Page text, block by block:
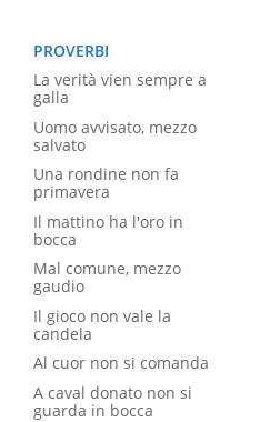
PROVERBI
La verità vien sempre a
galla
Uomo avvisato, mezzo
salvato
Una rondine non fa
primavera
Il mattino ha l'oro in
bocca
Mal comune, mezzo
gaudio
Il gioco non vale la
candela
Al cuor non si comanda
A caval donato non si
guarda in bocca